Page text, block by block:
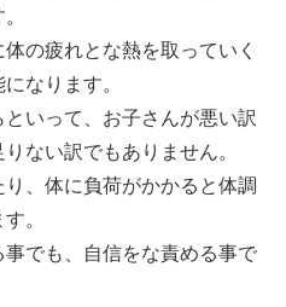
の疲れとな熱を取っていく
なります。
いって、お子さんが悪い訳
ない訳でもありません。
、体に負荷がかかると体調
。
でも、自信をな責める事で